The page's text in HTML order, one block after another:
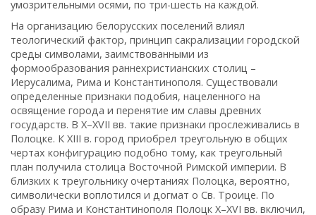
умозрительными осями, по три-шесть на каждой.
На организацию белорусских поселений влиял
теологический фактор, принцип сакрализации городской
среды символами, заимствованными из
формообразования раннехристианских столиц –
Иерусалима, Рима и Константинополя. Cуществовали
определенные признаки подобия, нацеленного на
освящение города и перенятие им славы древних
государств. В Х–XVII вв. такие признаки прослеживались в
Полоцке. К ХIII в. город приобрел треугольную в общих
чертах конфигурацию подобно тому, как треугольный
план получила столица Восточной Римской империи. В
близких к треугольнику очертаниях Полоцка, вероятно,
символически воплотился и догмат о Св. Троице. По
образу Рима и Константинополя Полоцк X–XVI вв. включил,